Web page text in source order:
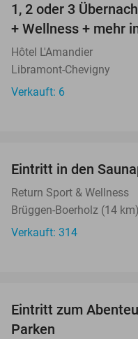
TODAY
1, 2 oder 3
+ Wellness + mehr
Hôtel L'Amandier
Libramont-Chevigny
Verkauft: 6
Eintritt in den
Return Sport & Wellness
Brüggen-Boerholz (14 km)
Verkauft: 314
Eintritt zum
Parken